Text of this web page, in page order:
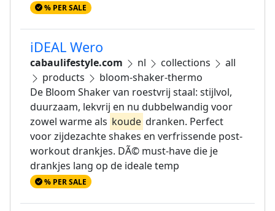
% PER SALE
iDEAL Wero
cabaulifestyle.com nl collections
all
products
bloom-shaker-thermo
De Bloom Shaker van roestvrij staal: stijlvol,
duurzaam, lekvrij en nu dubbelwandig voor
zowel warme als koude dranken. Perfect
voor zijdezachte shakes en verfrissende post-
workout drankjes. DÃ© must-have die je
drankjes lang op de ideale temp
% PER SALE